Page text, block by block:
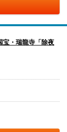
宝・瑞龍寺「除夜